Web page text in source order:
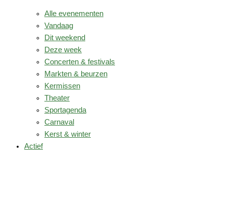
Alle evenementen
Vandaag
Dit weekend
Deze week
Concerten & festivals
Markten & beurzen
Kermissen
Theater
Sportagenda
Carnaval
Kerst & winter
Actief